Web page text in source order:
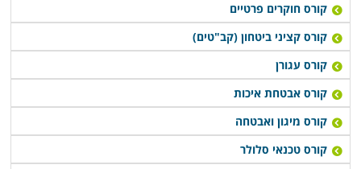
קורס חוקרים פרטיים
קורס קציני ביטחון (קב"טים)
קורס עגורן
קורס אבטחת איכות
קורס מיגון ואבטחה
קורס טכנאי סלולר